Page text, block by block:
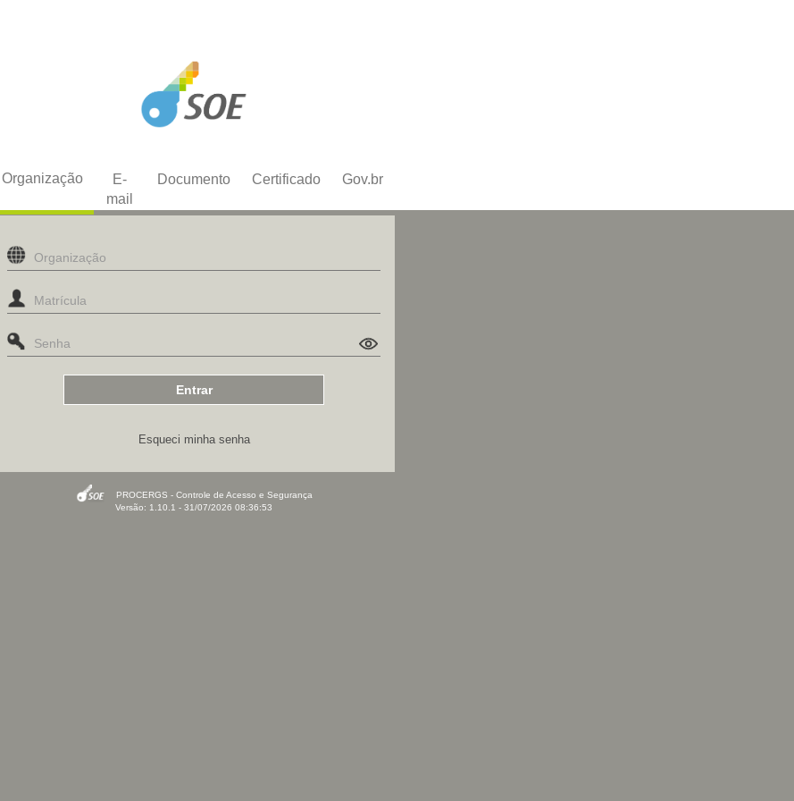
Organização
E-
mail
Documento Certificado Gov.br
Esqueci minha senha
PROCERGS - Controle de Acesso e Segurança
Versão: 1.10.1 - 31/07/2026 08:36:53